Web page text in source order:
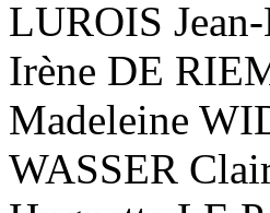
LUROIS
Irène DE
Madeleine
WASSER